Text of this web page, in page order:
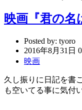
映画『君の名
Posted by: tyoro
2016年8月31日
映画
久し振りに日記を書
も空いてる事に気付